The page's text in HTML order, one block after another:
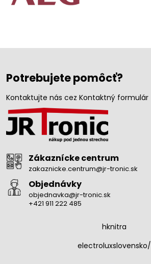
Potrebujete pomôcť?
Kontaktujte nás cez Kontaktný formulár
Zákaznícke centrum
zakaznicke.centrum@jr-tronic.sk
Objednávky
objednavka@jr-tronic.sk
+421 911 222 485
hknitra
electroluxslovensko/